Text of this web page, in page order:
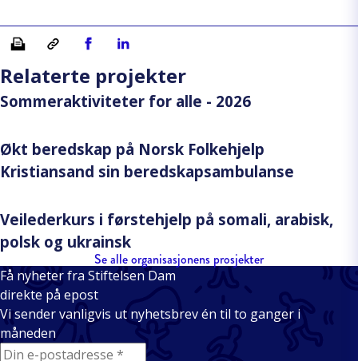
Skriv ut Kopiera länkDel på Facebook
Del på Linkedin
Relaterte projekter
Sommeraktiviteter for alle - 2026
Økt beredskap på Norsk Folkehjelp
Kristiansand sin beredskapsambulanse
Veilederkurs i førstehjelp på somali, arabisk,
polsk og ukrainsk
Se alle organisasjonens prosjekter
Få nyheter fra Stiftelsen Dam
direkte på epost
Vi sender vanligvis ut nyhetsbrev én til to ganger i
måneden
E-mail